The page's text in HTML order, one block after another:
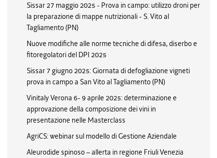
Sissar 27 maggio 2025 - Prova in campo: utilizzo droni per
la preparazione di mappe nutrizionali - S. Vito al
Tagliamento (PN)
Nuove modifiche alle norme tecniche di difesa, diserbo e
fitoregolatori del DPI 2025
Sissar 7 giugno 2025: Giornata di defogliazione vigneti
prova in campo a San Vito al Tagliamento (PN)
Vinitaly Verona 6- 9 aprile 2025: determinazione e
approvazione della composizione dei vini in
presentazione nelle Masterclass
AgriCS: webinar sul modello di Gestione Aziendale
Aleurodide spinoso – allerta in regione Friuli Venezia